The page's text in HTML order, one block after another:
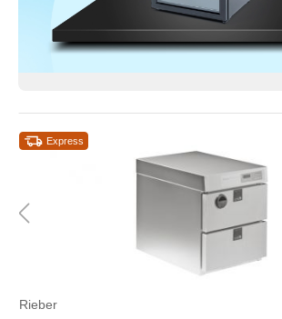
Express
Rieber